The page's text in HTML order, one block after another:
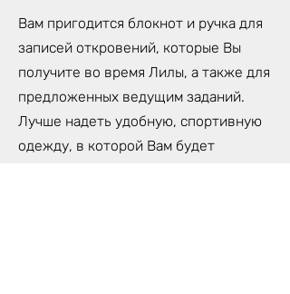
Вам пригодится блокнот и ручка для
записей откровений, которые Вы
получите во время Лилы, а также для
предложенных ведущим заданий.
Лучше надеть удобную, спортивную
одежду, в которой Вам будет